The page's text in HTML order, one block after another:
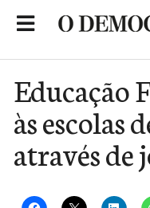
Educação
às escolas
através de